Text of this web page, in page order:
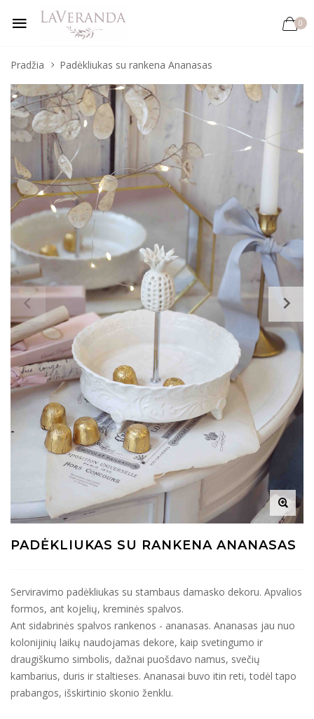
0
Pradžia Padėkliukas su rankena Ananasas
PADĖKLIUKAS SU RANKENA ANANASAS
Serviravimo padėkliukas su stambaus damasko dekoru. Apvalios
formos, ant kojelių, kreminės spalvos.
Ant sidabrinės spalvos rankenos - ananasas. Ananasas jau nuo
kolonijinių laikų naudojamas dekore, kaip svetingumo ir
draugiškumo simbolis, dažnai puošdavo namus, svečių
kambarius, duris ir staltieses. Ananasai buvo itin reti, todėl tapo
prabangos, išskirtinio skonio ženklu.